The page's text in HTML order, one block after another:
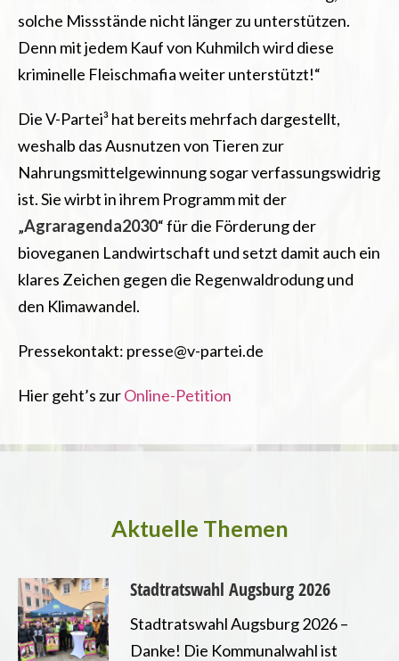
solche Missstände nicht länger zu unterstützen.
Denn mit jedem Kauf von Kuhmilch wird diese
kriminelle Fleischmafia weiter unterstützt!“
Die V-Partei³ hat bereits mehrfach dargestellt,
weshalb das Ausnutzen von Tieren zur
Nahrungsmittelgewinnung sogar verfassungswidrig
ist. Sie wirbt in ihrem Programm mit der
„Agraragenda2030“ für die Förderung der
bioveganen Landwirtschaft und setzt damit auch ein
klares Zeichen gegen die Regenwaldrodung und
den Klimawandel.
Pressekontakt: presse@v-partei.de
Hier geht’s zurOnline-Petition
Aktuelle Themen
Stadtratswahl Augsburg 2026
Stadtratswahl Augsburg 2026 –
Danke! Die Kommunalwahl ist